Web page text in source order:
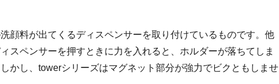
顔料が出てくるディスペンサーを取り付けているものです。他
スペンサーを押すときに力を入れると、ホルダーが落ちてしま
かし、towerシリーズはマグネット部分が強力でビクともしませ